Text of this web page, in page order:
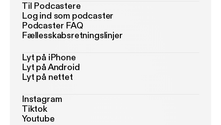
Til Podcastere
Log ind som podcaster
Podcaster FAQ
Fællesskabsretningslinjer
Lyt på iPhone
Lyt på Android
Lyt på nettet
Instagram
Tiktok
Youtube